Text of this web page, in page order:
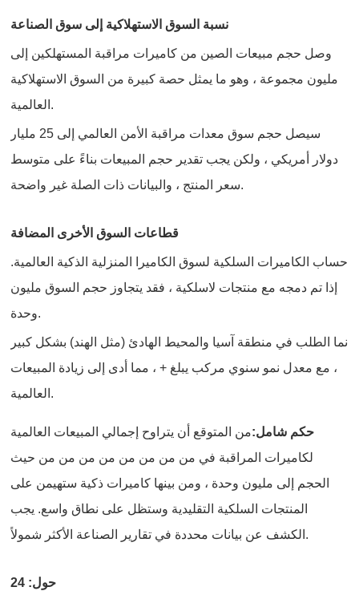
نسبة السوق الاستهلاكية إلى سوق الصناعة
وصل حجم مبيعات الصين من كاميرات مراقبة المستهلكين إلى
مليون مجموعة ، وهو ما يمثل حصة كبيرة من السوق الاستهلاكية
العالمية.
سيصل حجم سوق معدات مراقبة الأمن العالمي إلى 25 مليار
دولار أمريكي ، ولكن يجب تقدير حجم المبيعات بناءً على متوسط
سعر المنتج ، والبيانات ذات الصلة غير واضحة.
قطاعات السوق الأخرى المضافة
حساب الكاميرات السلكية لسوق الكاميرا المنزلية الذكية العالمية.
إذا تم دمجه مع منتجات لاسلكية ، فقد يتجاوز حجم السوق مليون
وحدة.
نما الطلب في منطقة آسيا والمحيط الهادئ (مثل الهند) بشكل كبير
، مع معدل نمو سنوي مركب يبلغ + ، مما أدى إلى زيادة المبيعات
العالمية.
حكم شامل:من المتوقع أن يتراوح إجمالي المبيعات العالمية
لكاميرات المراقبة في من من من من من من من من حيث
الحجم إلى مليون وحدة ، ومن بينها كاميرات ذكية ستهيمن على
المنتجات السلكية التقليدية وستظل على نطاق واسع. يجب
الكشف عن بيانات محددة في تقارير الصناعة الأكثر شمولاً.
حول: 24